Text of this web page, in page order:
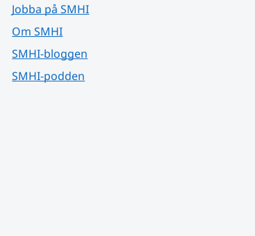
Jobba på SMHI
Om SMHI
SMHI-bloggen
SMHI-podden